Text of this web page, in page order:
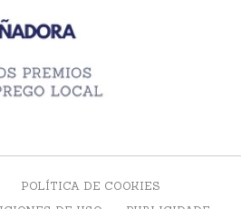
POLÍTICA DE COOKIES